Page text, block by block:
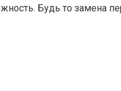
Будь то замена